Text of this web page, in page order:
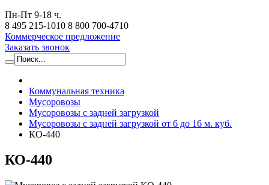
Пн-Пт 9-18 ч.
8 495 215-1010 8 800 700-4710
Коммерческое предложение
Заказать звонок
Коммунальная техника
Мусоровозы
Мусоровозы с задней загрузкой
Мусоровозы с задней загрузкой от 6 до 16 м. куб.
КО-440
КО-440